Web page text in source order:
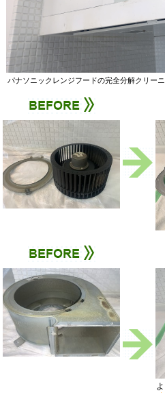
パナソニックレンジフードの完全分解クリーニ